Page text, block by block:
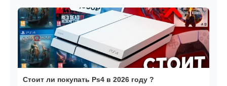
Стоит ли покупать Ps4 в 2026 году ?